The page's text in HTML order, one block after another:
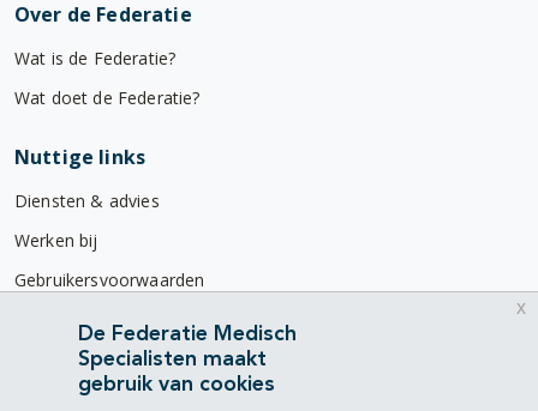
Over de Federatie
Wat is de Federatie?
Wat doet de Federatie?
Nuttige links
Diensten & advies
Werken bij
Gebruikersvoorwaarden
Privacyverklaring
Contact
De Federatie Medisch
Specialisten maakt
gebruik van cookies
x